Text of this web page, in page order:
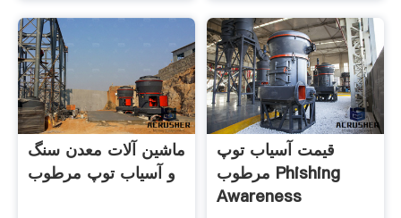
ماشین آلات معدن سنگ
و آسیاب توپ مرطوب
قیمت آسیاب توپ
مرطوب Phishing
Awareness